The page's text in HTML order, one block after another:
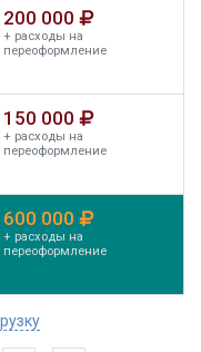
200 000
+ расходы на
переоформление
150 000
+ расходы на
переоформление
600 000
+ расходы на
переоформление